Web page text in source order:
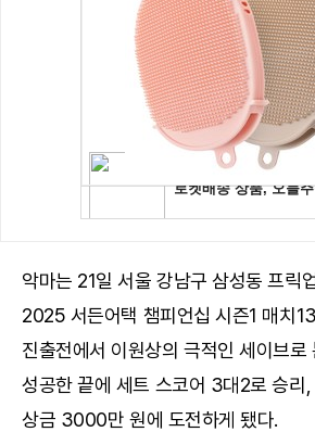
악마는 21일 서울 강남구 삼성동 프릭
2025 서든어택 챔피언십 시즌1 매치
진출전에서 이원상의 극적인 세이브로
성공한 끝에 세트 스코어 3대2로 승리
상금 3000만 원에 도전하게 됐다.